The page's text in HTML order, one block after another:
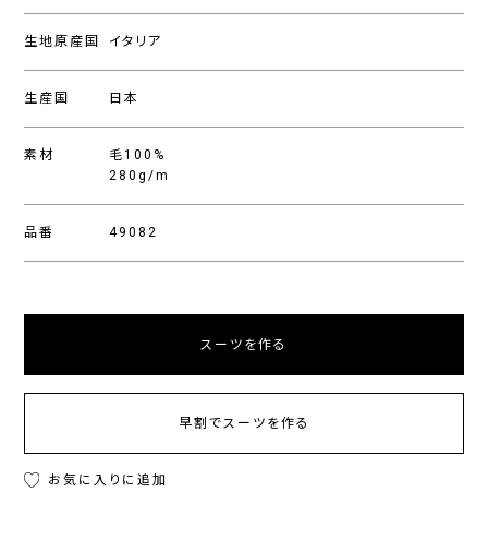
生地原産国 イタリア
生産国 日本
素材
毛100%
280g/m
品番 49082
スーツを作る
早割でスーツを作る
お気に入りに追加